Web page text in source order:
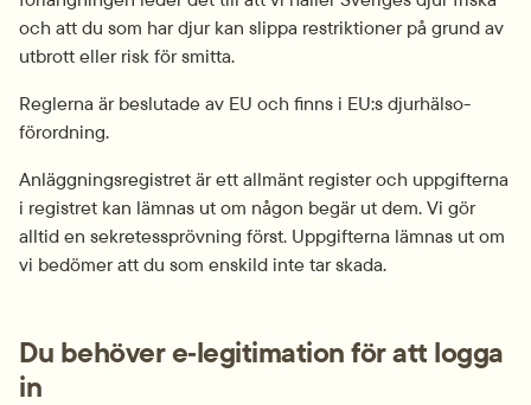
och att du som har djur kan slippa restriktioner på grund av
utbrott eller risk för smitta.
Reglerna är beslutade av EU och finns i EU:s djurhälso­
förordning.
Anläggningsregistret är ett allmänt register och uppgifterna
i registret kan lämnas ut om någon begär ut dem. Vi gör
alltid en sekretessprövning först. Uppgifterna lämnas ut om
vi bedömer att du som enskild inte tar skada.
Du behöver e‑legitimation för att logga
in